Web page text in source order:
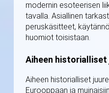
modernin esoteerisen
tavalla. Asiallinen
peruskäsitteet,
huomiot toisistaan.
Aiheen historialliset
Aiheen historialliset
Eurooppaan ja